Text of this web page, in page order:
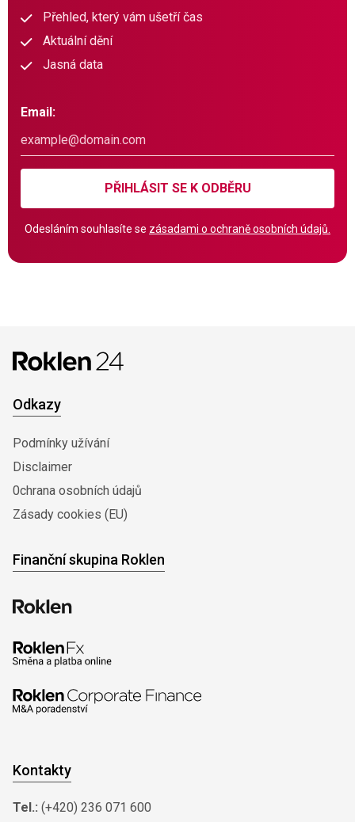
Přehled, který vám ušetří čas
Aktuální dění
Jasná data
Email:
PŘIHLÁSIT SE K ODBĚRU
Odesláním souhlasíte se zásadami o ochraně osobních údajů.
Odkazy
Podmínky užívání
Disclaimer
0chrana osobních údajů
Zásady cookies (EU)
Finanční skupina Roklen
Kontakty
Tel.: (+420) 236 071 600